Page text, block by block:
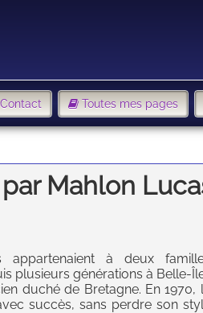
Contact Toutes mes pages
Mahlon
à deux
plusieurs générations à Belle-
duché de Bretagne. En 1970,
succès, sans perdre son